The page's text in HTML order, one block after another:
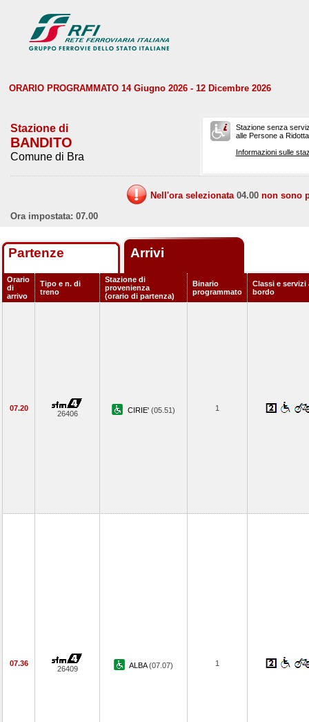
ORARIO PROGRAMMATO 14 Giugno 2026 - 12 Dicembre 2026
Stazione di
BANDITO
Comune di Bra
Stazione senza
alle Persone a
Informazioni sulle
Nell'ora selezionata 04.00 non sono
Ora impostata: 07.00
Partenze Arrivi
Orario
di
arrivo
Tipo e n. di
treno
Stazione di
provenienza
(orario di partenza)
Binario
programmato
Classi e servizi
bordo
07.20
26406 CIRIE' (05.51) 1
07.36
26409 ALBA(07.07) 1